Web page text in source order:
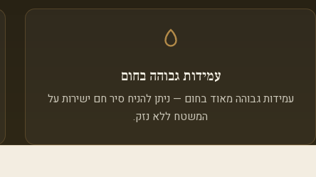
עמידות גבוהה בחום
עמידות גבוהה מאוד בחום — ניתן להניח סיר חם ישירות על
המשטח ללא נזק.